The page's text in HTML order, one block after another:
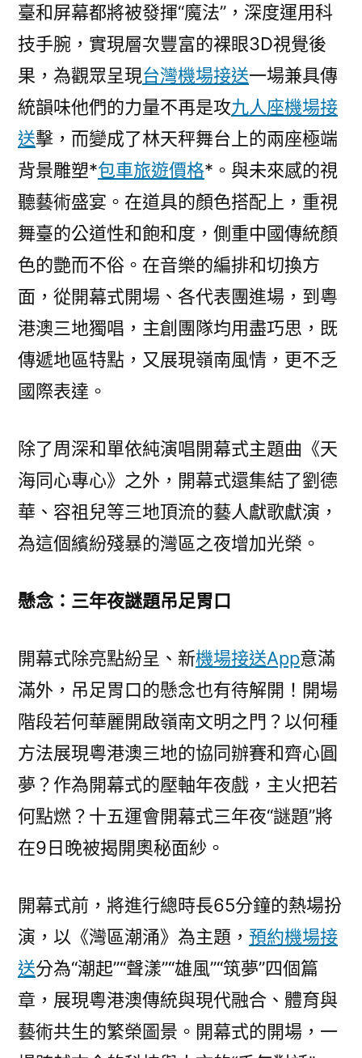
臺和屏幕都將被發揮“魔法”，深度運用科
技手腕，實現層次豐富的裸眼3D視覺後
果，為觀眾呈現台灣機場接送一場兼具傳
統韻味他們的力量不再是攻九人座機場接
送擊，而變成了林天秤舞台上的兩座極端
背景雕塑*包車旅遊價格*。與未來感的視
聽藝術盛宴。在道具的顏色搭配上，重視
舞臺的公道性和飽和度，側重中國傳統顏
色的艷而不俗。在音樂的編排和切換方
面，從開幕式開場、各代表團進場，到粵
港澳三地獨唱，主創團隊均用盡巧思，既
傳遞地區特點，又展現嶺南風情，更不乏
國際表達。
除了周深和單依純演唱開幕式主題曲《天
海同心專心》之外，開幕式還集結了劉德
華、容祖兒等三地頂流的藝人獻歌獻演，
為這個繽紛殘暴的灣區之夜增加光榮。
懸念：三年夜謎題吊足胃口
開幕式除亮點紛呈、新機場接送App意滿
滿外，吊足胃口的懸念也有待解開！開場
階段若何華麗開啟嶺南文明之門？以何種
方法展現粵港澳三地的協同辦賽和齊心圓
夢？作為開幕式的壓軸年夜戲，主火把若
何點燃？十五運會開幕式三年夜“謎題”將
在9日晚被揭開奧秘面紗。
開幕式前，將進行總時長65分鐘的熱場扮
演，以《灣區潮涌》為主題， 預約機場接
送分為“潮起”“聲漾”“雄風”“筑夢”四個篇
章，展現粵港澳傳統與現代融合、體育與
藝術共生的繁榮圖景。開幕式的開場，一